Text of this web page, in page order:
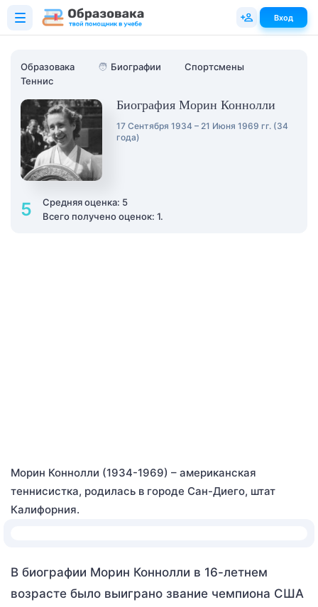
Образовака 🧑 Биографии
Спортсмены
Теннис
Биография Морин Коннолли
17 Сентября 1934 – 21 Июня 1969 гг. (34
года)
5
Средняя оценка: 5
Всего получено оценок: 1.
Морин Коннолли (1934-1969) – американская
теннисистка, родилась в городе Сан-Диего, штат
Калифорния.
В биографии Морин Коннолли в 16-летнем
возрасте было выиграно звание чемпиона США
Вход